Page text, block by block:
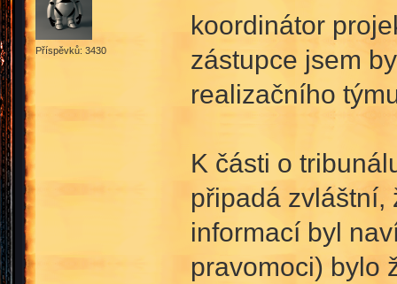
Příspěvků: 3430
koordinátor
zástupce jsem
realizačního
K části o
připadá zvláštní,
informací byl
pravomoci) bylo